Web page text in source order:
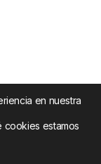
en nuestra
cookies estamos